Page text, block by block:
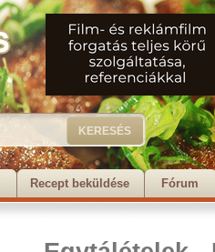
Recept beküldése Fórum